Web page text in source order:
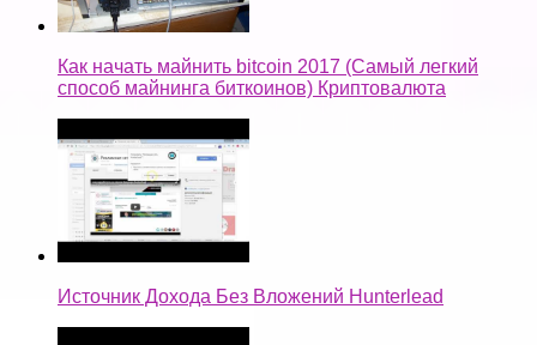
Как начать майнить bitcoin 2017 (Самый легкий
способ майнинга биткоинов) Криптовалюта
Источник Дохода Без Вложений Hunterlead